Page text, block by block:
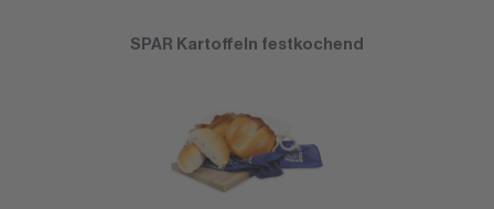
SPAR Kartoffeln festkochend